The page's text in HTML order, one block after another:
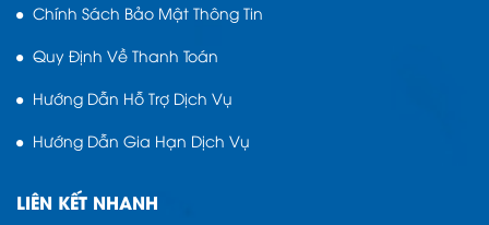
Chính Sách Bảo Mật Thông Tin
Quy Định Về Thanh Toán
Hướng Dẫn Hỗ Trợ Dịch Vụ
Hướng Dẫn Gia Hạn Dịch Vụ
LIÊN KẾT NHANH